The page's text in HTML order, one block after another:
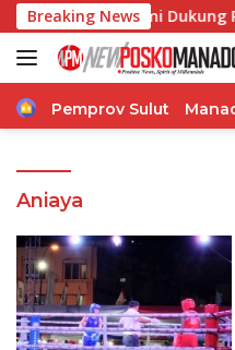
Langsung
ke
konten
Breaking News
Kami Dukung Penuh
Home
Pemprov Sulut
Aniaya